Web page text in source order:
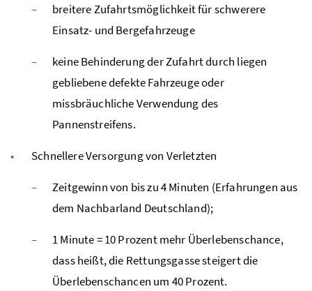
breitere Zufahrtsmöglichkeit für schwerere
Einsatz- und Bergefahrzeuge
keine Behinderung der Zufahrt durch liegen
gebliebene defekte Fahrzeuge oder
missbräuchliche Verwendung des
Pannenstreifens.
Schnellere Versorgung von Verletzten
Zeitgewinn von bis zu 4 Minuten (Erfahrungen aus
dem Nachbarland Deutschland);
1 Minute = 10 Prozent mehr Überlebenschance,
dass heißt, die Rettungsgasse steigert die
Überlebenschancen um 40 Prozent.